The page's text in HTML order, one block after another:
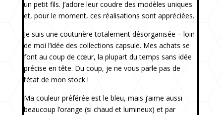
un petit fils. J’adore leur coudre des modèles uniques
et, pour le moment, ces réalisations sont appréciées.
Je suis une couturière totalement désorganisée – loin
de moi l’idée des collections capsule. Mes achats se
font au coup de cœur, la plupart du temps sans idée
précise en tête. Du coup, je ne vous parle pas de
l’état de mon stock !
Ma couleur préférée est le bleu, mais j’aime aussi
beaucoup l’orange (si chaud et lumineux) et par